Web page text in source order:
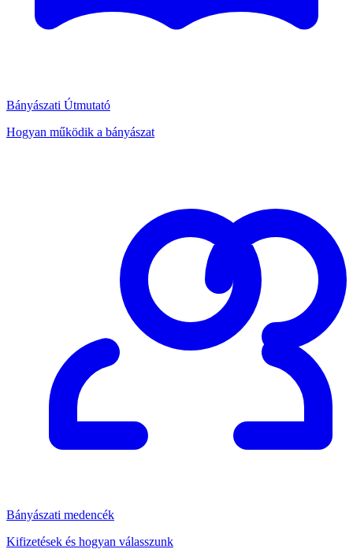
Bányászati Útmutató
Hogyan működik a bányászat
Bányászati medencék
Kifizetések és hogyan válasszunk